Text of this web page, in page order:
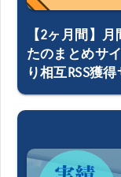
【2ヶ月間】
たのまとめサ
り相互RSS獲